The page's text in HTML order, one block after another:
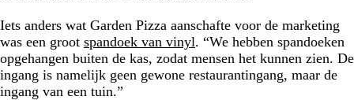
Iets anders wat Garden Pizza aanschafte voor de marketing
was een groot spandoek van vinyl. “We hebben spandoeken
opgehangen buiten de kas, zodat mensen het kunnen zien. De
ingang is namelijk geen gewone restaurantingang, maar de
ingang van een tuin.”